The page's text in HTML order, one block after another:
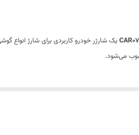
یک شارژر خودرو کاربردی برای شارژ
می‌شود.